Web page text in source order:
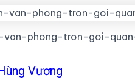
van-phong-tron-goi-
Vương